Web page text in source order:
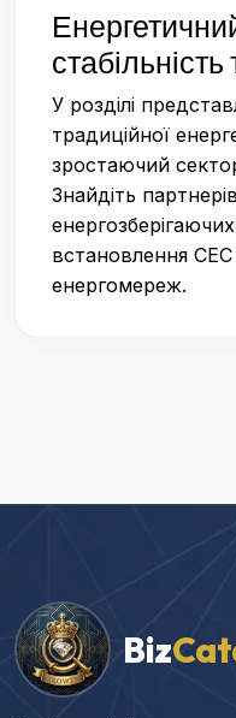
стабільність
У розділі
традиційної
зростаючий
Знайдіть
встановлення
енергомереж.
Biz